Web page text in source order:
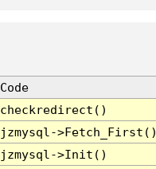
Code
checkredirect()
jzmysql-
jzmysql->Init()